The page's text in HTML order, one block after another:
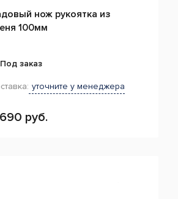
нож рукоятка из
100мм
Под заказ
уточните у менеджера
руб.